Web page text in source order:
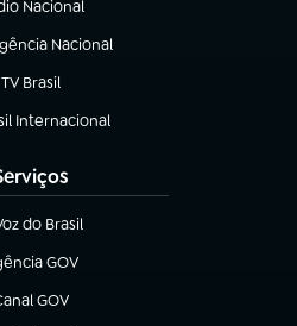
Nacional
em nova aba)
Nacional
nova aba)
TV Brasil
(abre em nova aba)
Internacional
nova aba)
do Brasil
em nova aba)
GOV
em nova aba)
GOV
em nova aba)